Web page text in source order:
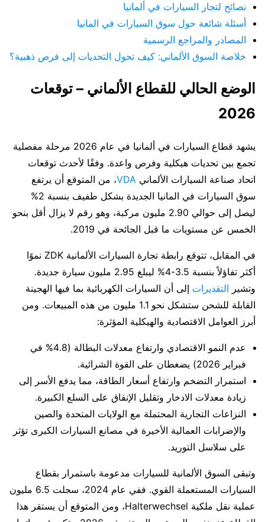
نصائح لتجار السيارات في ألمانيا
أسئلة شائعة حول سوق السيارات في المانيا
المصادر والمراجع الرسمية
خلاصة السوق الألماني: كيف تحول التحديات إلى فرص ذهبية؟
الوضع الحالي للقطاع الألماني – توقعات
2026
يشهد قطاع السيارات في ألمانيا في عام 2026 مرحلة مفصلية
تجمع بين تحديات هيكلية وفرص واعدة. وفقًا لأحدث توقعات
اتحاد صناعة السيارات الألماني VDA، من المتوقع أن يرتفع
سوق السيارات في المانيا الجديدة بشكل طفيف بنسبة 2%
ليصل إلى حوالي 2.90 مليون مركبة، وهو رقم لا يزال أقل بنحو
الخمس عن مستويات ما قبل الجائحة في 2019.
في المقابل، تتوقع رابطة تجارة السيارات الألمانية ZDK نموًا
أكثر تفاؤلاً بنسبة 3.5-4% ليبلغ 2.95 مليون سيارة جديدة.
وتشير التقديرات إلى أن السيارات الكهربائية بما فيها الهجينة
القابلة للشحن ستشكل نحو 1.1 مليون من هذه المبيعات. ومن
أبرز العوامل الاقتصادية والهيكلية المؤثرة:
عدم النمو الاقتصادي وارتفاع معدلات البطالة (4.8% في
فبراير 2026) يضغطان على القوة الشرائية.
استمرار التضخم وارتفاع أسعار الطاقة، مما يدفع الأسر إلى
زيادة معدلات الادخار وتقليل الإنفاق على السلع الكبيرة.
النزاعات التجارية المحتملة مع الولايات المتحدة والصين
والإضرابات العمالية الأخيرة في مصانع السيارات الكبرى تؤثر
على سلاسل التوريد.
وتبقى السوق الألمانية للسيارات مدعومة باستمرار بقطاع
السيارات المستعملة القوي. ففي عام 2024، سجلت 6.5 مليون
عملية نقل ملكية Halterwechsel، ومن المتوقع أن يستقر هذا